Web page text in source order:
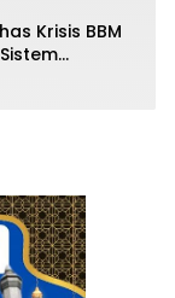
Krisis BBM